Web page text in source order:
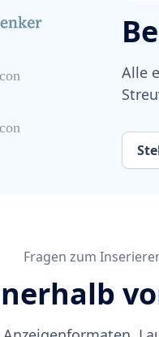
Alle
Fragen zum